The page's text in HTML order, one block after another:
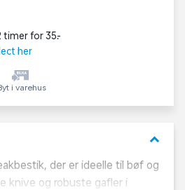
timer for 35,-
her
i varehus
keyboard_arrow_down
der er ideelle til bøf og
knive og robuste gafler i